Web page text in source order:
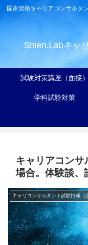
国家資格キャリアコンサルタ
Shien.Labキャ
試験対策講座（面接）
学科試験対策
キャリアコン
場合。体験談、
キャリコンサルタント試験情報（